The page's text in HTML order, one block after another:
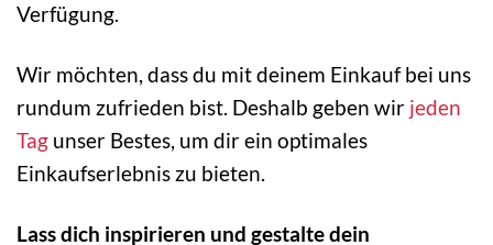
Verfügung.
Wir möchten, dass du mit deinem Einkauf bei uns
rundum zufrieden bist. Deshalb geben wir jeden
Tag unser Bestes, um dir ein optimales
Einkaufserlebnis zu bieten.
Lass dich inspirieren und gestalte dein